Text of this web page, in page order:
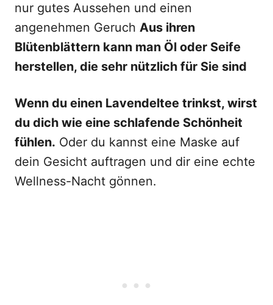
nur gutes Aussehen und einen
angenehmen Geruch Aus ihren
Blütenblättern kann man Öl oder Seife
herstellen, die sehr nützlich für Sie sind
Wenn du einen Lavendeltee trinkst, wirst
du dich wie eine schlafende Schönheit
fühlen. Oder du kannst eine Maske auf
dein Gesicht auftragen und dir eine echte
Wellness-Nacht gönnen.